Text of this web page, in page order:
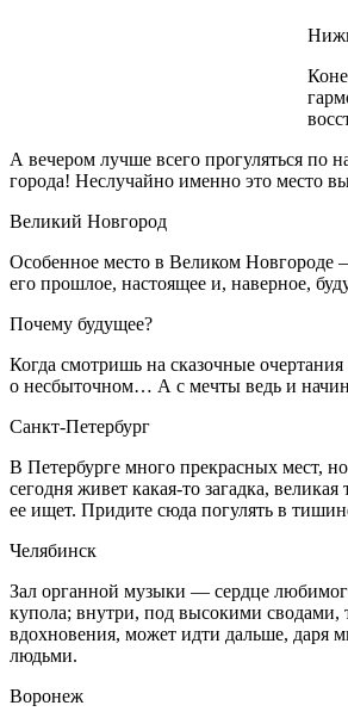
А вечером лучше всего прогуляться по
города! Неслучайно именно это место
Великий Новгород
Особенное место в Великом Новгороде
его прошлое, настоящее и, наверное,
Почему будущее?
Когда смотришь на сказочные
о несбыточном… А с мечты ведь и
Санкт-Петербург
В Петербурге много прекрасных мест,
сегодня живет какая-то загадка,
ее ищет. Придите сюда погулять в
Челябинск
Зал органной музыки — сердце
купола; внутри, под высокими
вдохновения, может идти дальше, даря
людьми.
Воронеж